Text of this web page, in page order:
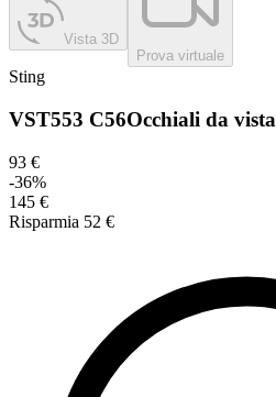
Vista 3D
Prova virtuale
Sting
VST553 C56Occhiali da vista
93 €
-36%
145 €
Risparmia 52 €